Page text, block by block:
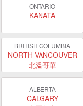
ONTARIO
KANATA
BRITISH COLUMBIA
NORTH VANCOUVER
北溫哥華
ALBERTA
CALGARY